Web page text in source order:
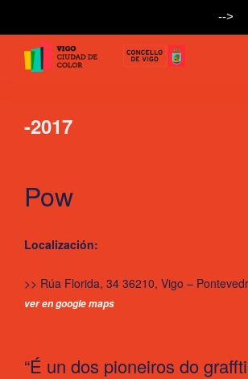
-->
-2017
Pow
Localización:
>> Rúa Florida, 34 36210, Vigo –
ver en google maps
“É un dos pioneiros do